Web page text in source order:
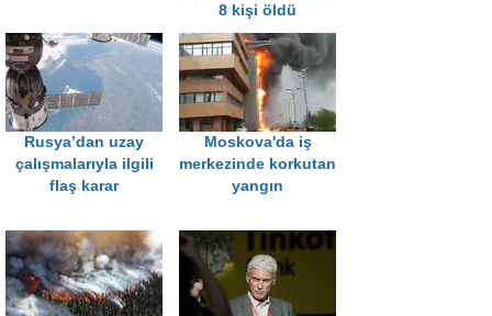
8 kişi öldü
Rusya’dan uzay
çalışmalarıyla ilgili
flaş karar
Moskova'da iş
merkezinde korkutan
yangın